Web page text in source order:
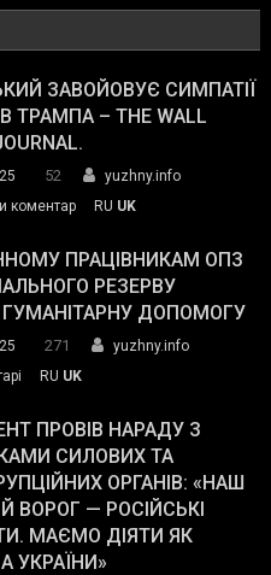
ЗАВОЙОВУЄ СИМПАТІЇ
ТРАМПА – THE WALL
52
yuzhny.info
коментарon
завойовує
симпатії
виборців
The
Street
Journal.
RU UK
ПРАЦІВНИКАМ ОПЗ
РЕЗЕРВУ
ДОПОМОГУ
271
yuzhny.info
Південному
працівникам
ОПЗ
з
матеріального
резерву
RU UK
ПРОВІВ НАРАДУ З
СИЛОВИХ ТА
ОРГАНІВ: «НАШ
ВОРОГ — РОСІЙСЬКІ
МАЄМО ДІЯТИ ЯК
УКРАЇНИ»